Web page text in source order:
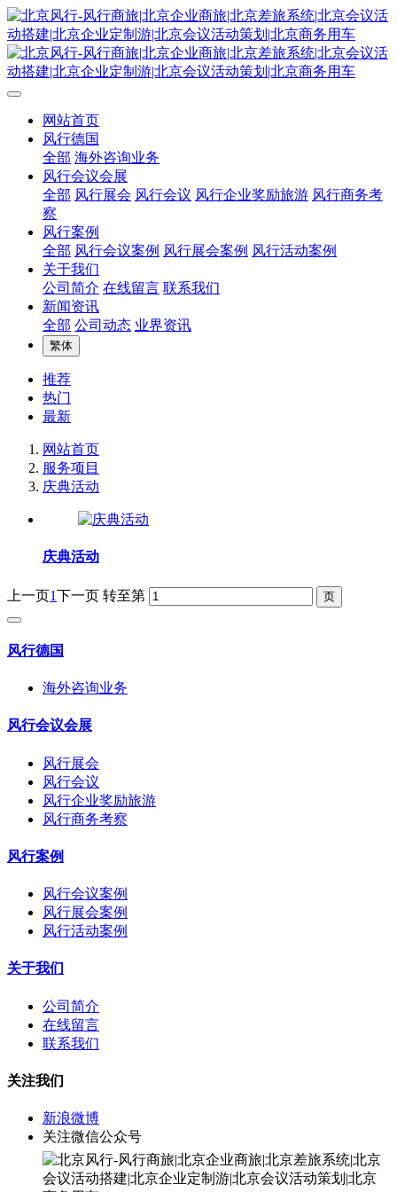
网站首页
风行德国
全部 海外咨询业务
风行会议会展
全部 风行展会 风行会议 风行企业奖励旅游 风行商务考
察
风行案例
全部 风行会议案例 风行展会案例 风行活动案例
关于我们
公司简介 在线留言 联系我们
新闻资讯
全部 公司动态 业界资讯
繁体
推荐
热门
最新
网站首页
服务项目
庆典活动
庆典活动
上一页1下一页 转至第
风行德国
海外咨询业务
风行会议会展
风行展会
风行会议
风行企业奖励旅游
风行商务考察
风行案例
风行会议案例
风行展会案例
风行活动案例
关于我们
公司简介
在线留言
联系我们
关注我们
新浪微博
关注微信公众号